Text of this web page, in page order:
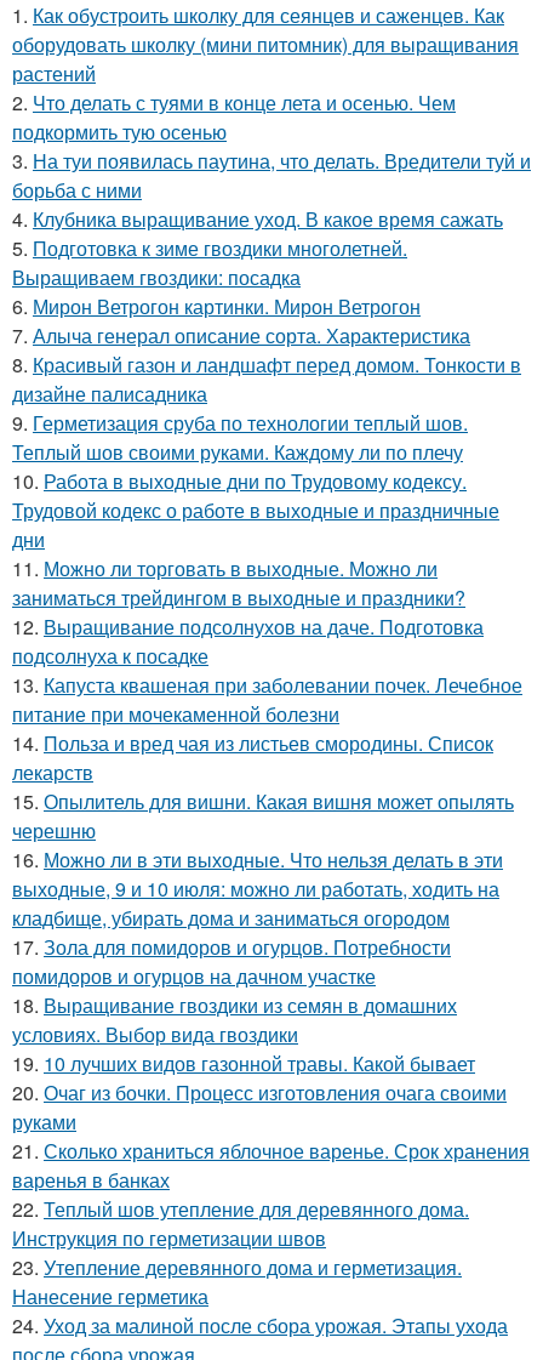
1. Как обустроить школку для сеянцев и саженцев. Как
оборудовать школку (мини питомник) для выращивания
растений
2. Что делать с туями в конце лета и осенью. Чем
подкормить тую осенью
3. На туи появилась паутина, что делать. Вредители туй и
борьба с ними
4. Клубника выращивание уход. В какое время сажать
5. Подготовка к зиме гвоздики многолетней.
Выращиваем гвоздики: посадка
6. Мирон Ветрогон картинки. Мирон Ветрогон
7. Алыча генерал описание сорта. Характеристика
8. Красивый газон и ландшафт перед домом. Тонкости в
дизайне палисадника
9. Герметизация сруба по технологии теплый шов.
Теплый шов своими руками. Каждому ли по плечу
10. Работа в выходные дни по Трудовому кодексу.
Трудовой кодекс о работе в выходные и праздничные
дни
11. Можно ли торговать в выходные. Можно ли
заниматься трейдингом в выходные и праздники?
12. Выращивание подсолнухов на даче. Подготовка
подсолнуха к посадке
13. Капуста квашеная при заболевании почек. Лечебное
питание при мочекаменной болезни
14. Польза и вред чая из листьев смородины. Список
лекарств
15. Опылитель для вишни. Какая вишня может опылять
черешню
16. Можно ли в эти выходные. Что нельзя делать в эти
выходные, 9 и 10 июля: можно ли работать, ходить на
кладбище, убирать дома и заниматься огородом
17. Зола для помидоров и огурцов. Потребности
помидоров и огурцов на дачном участке
18. Выращивание гвоздики из семян в домашних
условиях. Выбор вида гвоздики
19. 10 лучших видов газонной травы. Какой бывает
20. Очаг из бочки. Процесс изготовления очага своими
руками
21. Сколько храниться яблочное варенье. Срок хранения
варенья в банках
22. Теплый шов утепление для деревянного дома.
Инструкция по герметизации швов
23. Утепление деревянного дома и герметизация.
Нанесение герметика
24. Уход за малиной после сбора урожая. Этапы ухода